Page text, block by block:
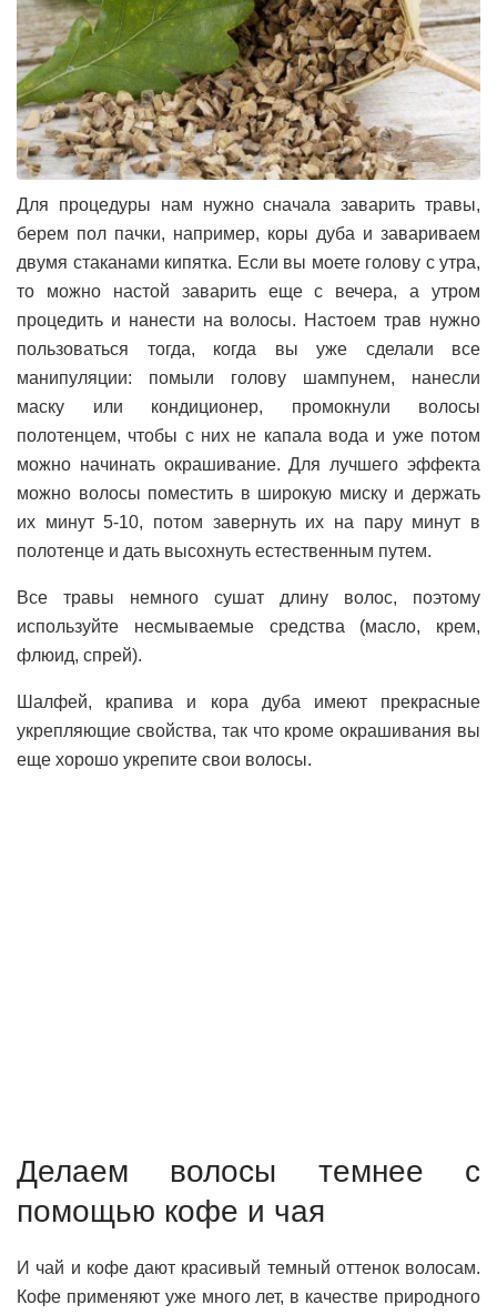
Для процедуры нам нужно сначала заварить травы,
берем пол пачки, например, коры дуба и завариваем
двумя стаканами кипятка. Если вы моете голову с утра,
то можно настой заварить еще с вечера, а утром
процедить и нанести на волосы. Настоем трав нужно
пользоваться тогда, когда вы уже сделали все
манипуляции: помыли голову шампунем, нанесли
маску или кондиционер, промокнули волосы
полотенцем, чтобы с них не капала вода и уже потом
можно начинать окрашивание. Для лучшего эффекта
можно волосы поместить в широкую миску и держать
их минут 5-10, потом завернуть их на пару минут в
полотенце и дать высохнуть естественным путем.
Все травы немного сушат длину волос, поэтому
используйте несмываемые средства (масло, крем,
флюид, спрей).
Шалфей, крапива и кора дуба имеют прекрасные
укрепляющие свойства, так что кроме окрашивания вы
еще хорошо укрепите свои волосы.
Делаем волосы темнее с
помощью кофе и чая
И чай и кофе дают красивый темный оттенок волосам.
Кофе применяют уже много лет, в качестве природного